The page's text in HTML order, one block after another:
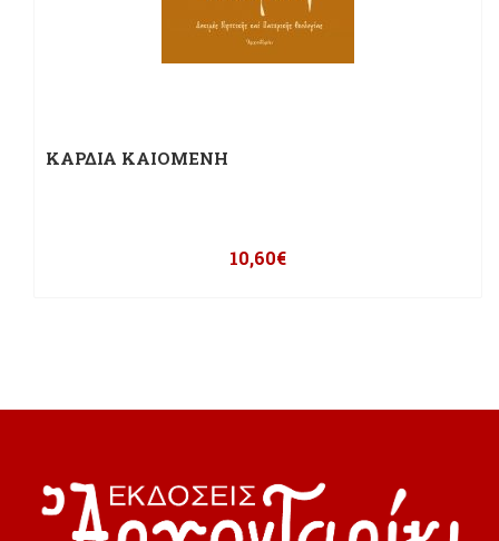
ΚΑΡΔΙΑ ΚΑΙΟΜΕΝΗ
10,60€